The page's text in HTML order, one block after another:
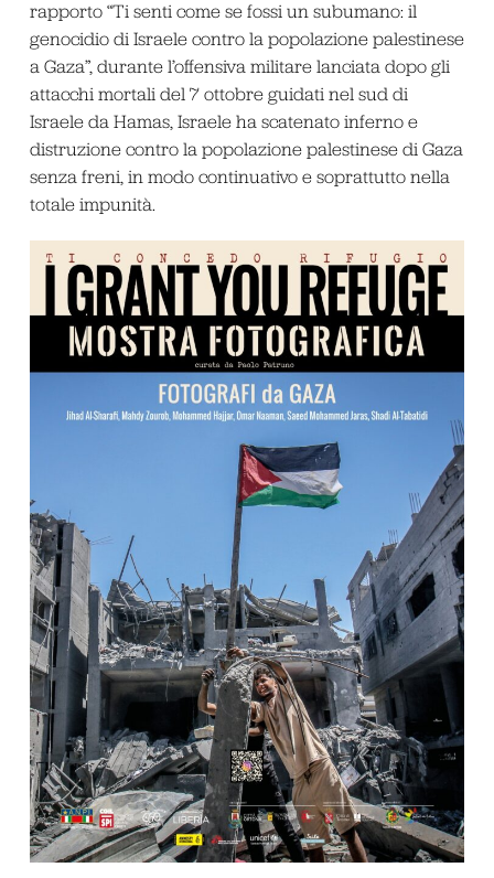
rapporto “Ti senti come se fossi un subumano: il
genocidio di Israele contro la popolazione palestinese
a Gaza”, durante l’offensiva militare lanciata dopo gli
attacchi mortali del 7 ottobre guidati nel sud di
Israele da Hamas, Israele ha scatenato inferno e
distruzione contro la popolazione palestinese di Gaza
senza freni, in modo continuativo e soprattutto nella
totale impunità.